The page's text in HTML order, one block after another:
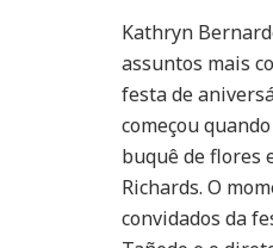
Kathryn
assuntos mais
festa de
começou
buquê de flores
Richards. O
convidados da